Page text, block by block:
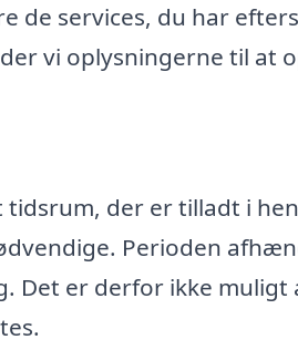
de services, du har
vi oplysningerne til at
tidsrum, der er tilladt i
Perioden
Det er derfor ikke muligt